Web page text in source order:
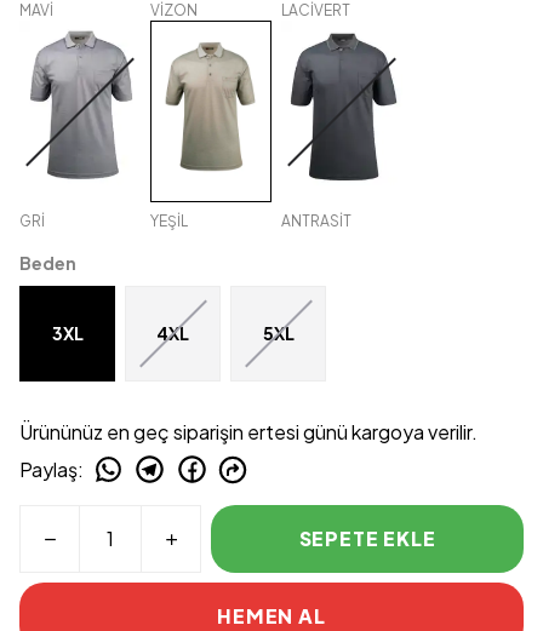
MAVİ VİZON LACİVERT
GRİ YEŞİL ANTRASİT
Beden
3XL 4XL 5XL
Ürününüz en geç siparişin ertesi günü kargoya verilir.
Paylaş:
SEPETE EKLE
HEMEN AL